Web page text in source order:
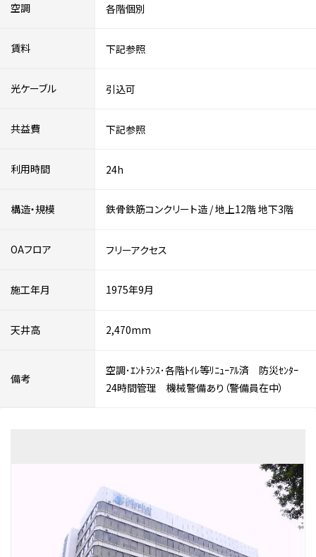
空調 各階個別
賃料 下記参照
光ケーブル 引込可
共益費 下記参照
利用時間 24h
構造・規模 鉄骨鉄筋コンクリート造 /地上12階地下3階
OAフロア フリーアクセス
施工年月 1975年9月
天井高 2,470mm
備考
空調･ｴﾝﾄﾗﾝｽ･各階ﾄｲﾚ等ﾘﾆｭｰｱﾙ済 防災ｾﾝﾀｰ
24時間管理 機械警備あり（警備員在中）